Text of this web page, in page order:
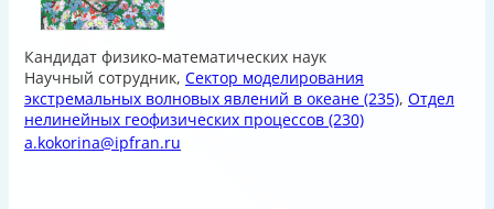
Кандидат физико-математических наук
Научный сотрудник, Сектор моделирования
экстремальных волновых явлений в океане (235), Отдел
нелинейных геофизических процессов (230)
a.kokorina@ipfran.ru